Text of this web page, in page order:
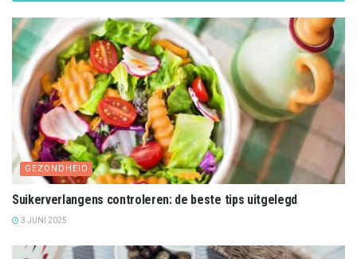
GEZONDHEID
Suikerverlangens controleren: de beste tips uitgelegd
3 JUNI 2025